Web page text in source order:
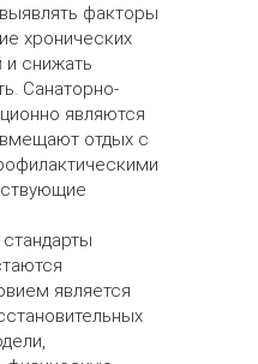
факторы
хронических
и снижать
Санаторно-
являются
отдых с
является